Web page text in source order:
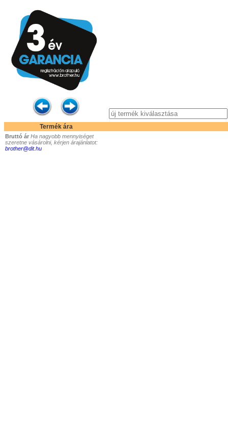
Termék ára
Bruttó ár Ha nagyobb mennyiséget
szeretne vásárolni, kérjen árajánlatot:
brother@dit.hu